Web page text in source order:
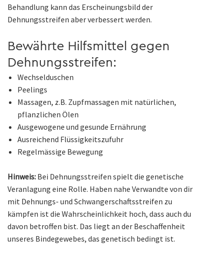
Behandlung kann das Erscheinungsbild der
Dehnungsstreifen aber verbessert werden.
Bewährte Hilfsmittel gegen
Dehnungsstreifen:
Wechselduschen
Peelings
Massagen, z.B. Zupfmassagen mit natürlichen,
pflanzlichen Ölen
Ausgewogene und gesunde Ernährung
Ausreichend Flüssigkeitszufuhr
Regelmässige Bewegung
Hinweis: Bei Dehnungsstreifen spielt die genetische
Veranlagung eine Rolle. Haben nahe Verwandte von dir
mit Dehnungs- und Schwangerschaftsstreifen zu
kämpfen ist die Wahrscheinlichkeit hoch, dass auch du
davon betroffen bist. Das liegt an der Beschaffenheit
unseres Bindegewebes, das genetisch bedingt ist.